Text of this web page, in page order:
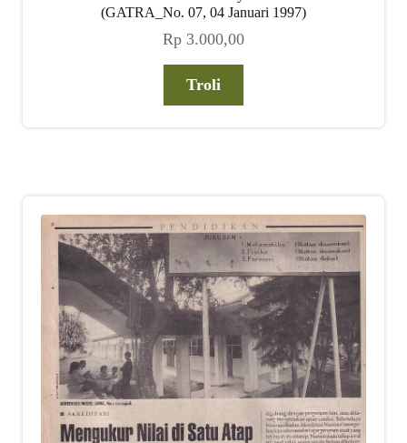
(GATRA_No. 07, 04 Januari 1997)
Rp 3.000,00
Troli